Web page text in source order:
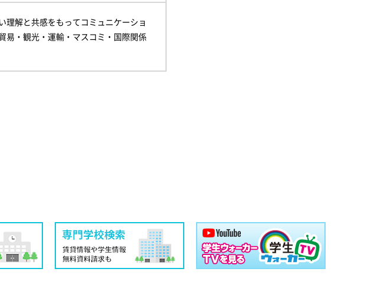
理解と共感をもってコミュニケーショ
易・観光・運輸・マスコミ・国際関係